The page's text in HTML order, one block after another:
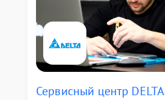
Сервисный центр DELTA